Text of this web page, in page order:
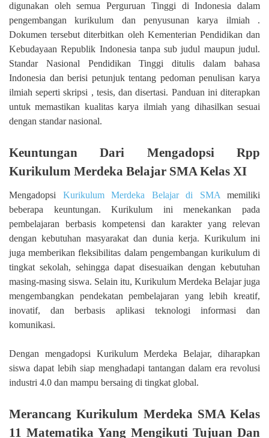
digunakan oleh semua Perguruan Tinggi di Indonesia dalam
pengembangan kurikulum dan penyusunan karya ilmiah .
Dokumen tersebut diterbitkan oleh Kementerian Pendidikan dan
Kebudayaan Republik Indonesia tanpa sub judul maupun judul.
Standar Nasional Pendidikan Tinggi ditulis dalam bahasa
Indonesia dan berisi petunjuk tentang pedoman penulisan karya
ilmiah seperti skripsi , tesis, dan disertasi. Panduan ini diterapkan
untuk memastikan kualitas karya ilmiah yang dihasilkan sesuai
dengan standar nasional.
Keuntungan Dari Mengadopsi Rpp
Kurikulum Merdeka Belajar SMA Kelas XI
Mengadopsi Kurikulum Merdeka Belajar di SMA memiliki
beberapa keuntungan. Kurikulum ini menekankan pada
pembelajaran berbasis kompetensi dan karakter yang relevan
dengan kebutuhan masyarakat dan dunia kerja. Kurikulum ini
juga memberikan fleksibilitas dalam pengembangan kurikulum di
tingkat sekolah, sehingga dapat disesuaikan dengan kebutuhan
masing-masing siswa. Selain itu, Kurikulum Merdeka Belajar juga
mengembangkan pendekatan pembelajaran yang lebih kreatif,
inovatif, dan berbasis aplikasi teknologi informasi dan
komunikasi.
Dengan mengadopsi Kurikulum Merdeka Belajar, diharapkan
siswa dapat lebih siap menghadapi tantangan dalam era revolusi
industri 4.0 dan mampu bersaing di tingkat global.
Merancang Kurikulum Merdeka SMA Kelas
11 Matematika Yang Mengikuti Tujuan Dan